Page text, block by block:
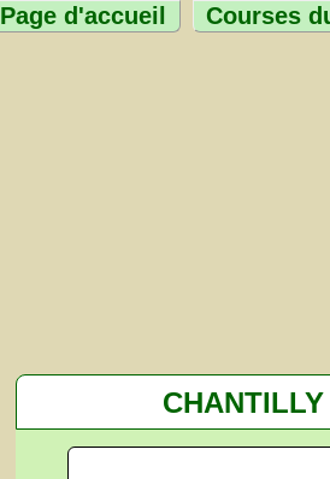
Page d'accueil Courses
CHANTILLY